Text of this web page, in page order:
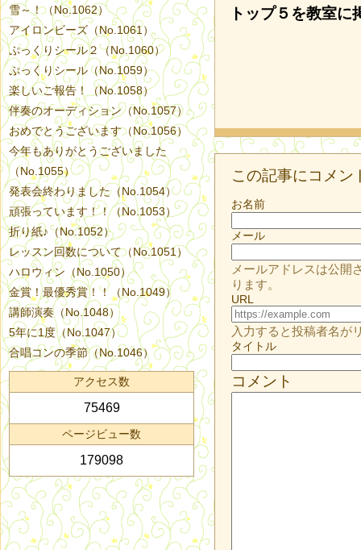
トップ５を教室
この記事にコメン
お名前
メール
メールアドレスは公開
ります。
URL
入力すると投稿者名が
タイトル
コメント
雪～！（No.1062）
アイロンビーズ（No.1061）
ぷっくりシール２（No.1060）
ぷっくりシール（No.1059）
楽しいご報告！（No.1058）
伴奏のオーディション（No.1057）
おめでとうございます（No.1056）
今年もありがとうございました
（No.1055）
発表会終わりました（No.1054）
頑張っています！！（No.1053）
折り紙♪（No.1052）
レッスン回数について（No.1051）
ハロウィン（No.1050）
金賞！最優秀賞！！（No.1049）
講師演奏（No.1048）
5年に1度（No.1047）
合唱コンの季節（No.1046）
アクセス数
75469
ページビュー数
179098